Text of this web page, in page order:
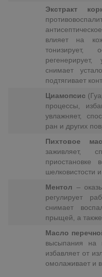
Экстракт
влияет на
тонизирует,
снимает
подтягивает
Циамопсис
процессы,
увлажняет,
ран и других
Пихтовое
заживляет,
приостановке
шелковистости и
Ментол –
регулирует
снимает
прыщей, а также
Масло
высыпания на
избавляет от
омолаживает и